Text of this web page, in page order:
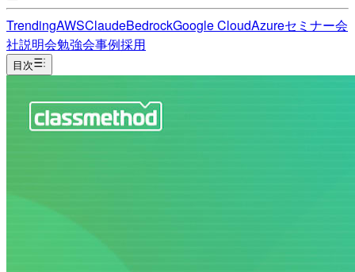
TrendingAWSClaudeBedrockGoogle CloudAzureセミナー会
社説明会勉強会事例採用
目次